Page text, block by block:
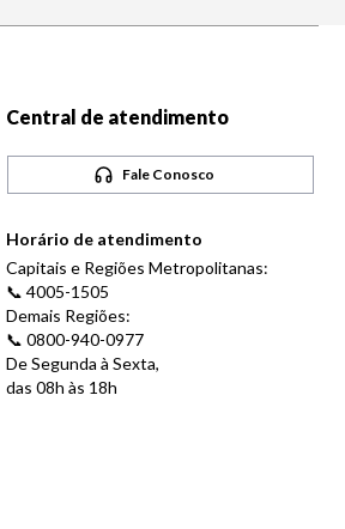
Central de atendimento
Fale Conosco
Horário de atendimento
Capitais e Regiões Metropolitanas:
📞 4005-1505
Demais Regiões:
📞 0800-940-0977
De Segunda à Sexta,
das 08h às 18h